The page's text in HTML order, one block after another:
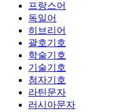
프랑스어
독일어
히브리어
괄호기호
학술기호
기술기호
첨자기호
라틴문자
러시아문자